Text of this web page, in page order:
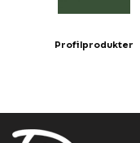
Profilprodukter